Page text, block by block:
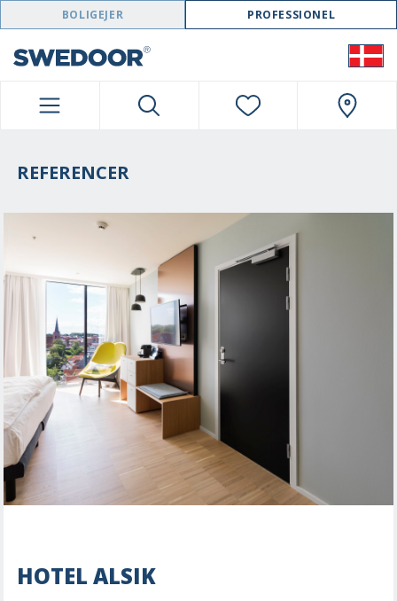
SWEDOOR NAVIGATION
BOLIGEJER PROFESSIONEL
REFERENCER
HOTEL ALSIK